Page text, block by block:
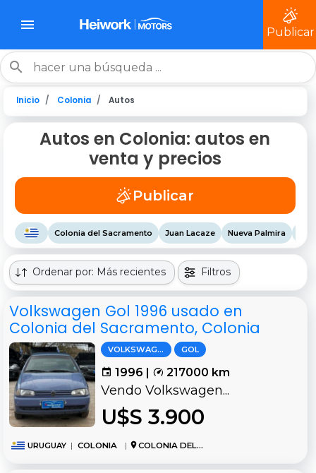
Publicar
Inicio Colonia Autos
Autos en Colonia: autos en
venta y precios
Publicar
Colonia del Sacramento Juan Lacaze Nueva Palmira
Ordenar por: Más recientes Filtros
Volkswagen Gol 1996 usado en
Colonia del Sacramento, Colonia
VOLKSWAGEN GOL
1996 | 217000 km
Vendo Volkswagen...
U$S 3.900
URUGUAY | COLONIA | COLONIA DEL SACRAMENTO